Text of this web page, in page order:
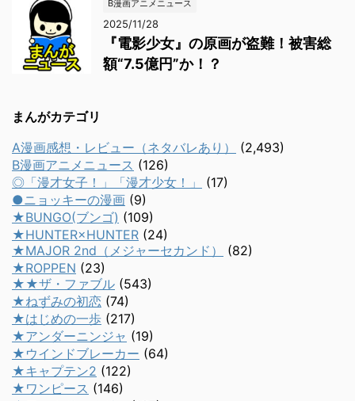
B漫画アニメニュース
2025/11/28
『電影少女』の原画が盗難！被害総
額“7.5億円”か！？
まんがカテゴリ
A漫画感想・レビュー（ネタバレあり）
(2,493)
B漫画アニメニュース (126)
◎「漫才女子！」「漫才少女！」
(17)
●ニョッキーの漫画 (9)
★BUNGO(ブンゴ) (109)
★HUNTER×HUNTER (24)
★MAJOR 2nd（メジャーセカンド）
(82)
★ROPPEN (23)
★★ザ・ファブル (543)
★ねずみの初恋 (74)
★はじめの一歩 (217)
★アンダーニンジャ (19)
★ウインドブレーカー (64)
★キャプテン2 (122)
★ワンピース (146)